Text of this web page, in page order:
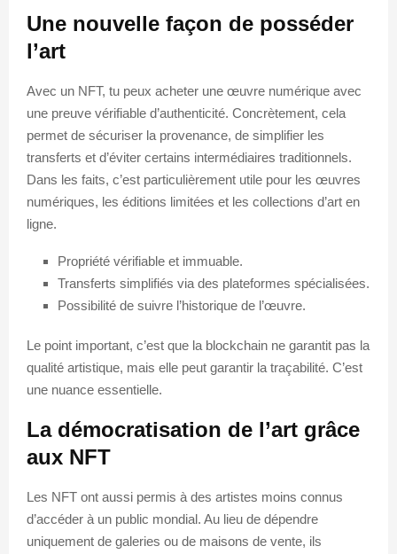
Une nouvelle façon de posséder
l’art
Avec un NFT, tu peux acheter une œuvre numérique avec
une preuve vérifiable d’authenticité. Concrètement, cela
permet de sécuriser la provenance, de simplifier les
transferts et d’éviter certains intermédiaires traditionnels.
Dans les faits, c’est particulièrement utile pour les œuvres
numériques, les éditions limitées et les collections d’art en
ligne.
Propriété vérifiable et immuable.
Transferts simplifiés via des plateformes spécialisées.
Possibilité de suivre l’historique de l’œuvre.
Le point important, c’est que la blockchain ne garantit pas la
qualité artistique, mais elle peut garantir la traçabilité. C’est
une nuance essentielle.
La démocratisation de l’art grâce
aux NFT
Les NFT ont aussi permis à des artistes moins connus
d’accéder à un public mondial. Au lieu de dépendre
uniquement de galeries ou de maisons de vente, ils